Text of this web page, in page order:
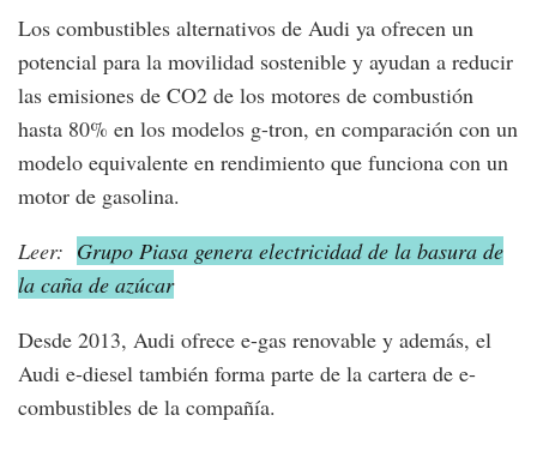
Los combustibles alternativos de Audi ya ofrecen un
potencial para la movilidad sostenible y ayudan a reducir
las emisiones de CO2 de los motores de combustión
hasta 80% en los modelos g-tron, en comparación con un
modelo equivalente en rendimiento que funciona con un
motor de gasolina.
Leer: Grupo Piasa genera electricidad de la basura de
la caña de azúcar
Desde 2013, Audi ofrece e-gas renovable y además, el
Audi e-diesel también forma parte de la cartera de e-
combustibles de la compañía.